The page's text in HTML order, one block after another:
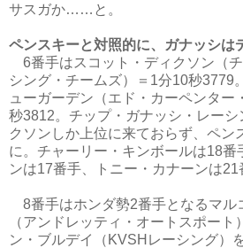
サスガか……と。
ペンスキーと対照的に、ガナッシは
6番手はスコット・ディクソン（
シング・チームズ）＝1分10秒3779
ューガーデン（エド・カーペンター
秒3812。チップ・ガナッシ・レーシ
クソンしか上位に来ておらず、ペン
に。チャーリー・キンボールは18番
ンは17番手、トニー・カナーンは21
8番手はホンダ勢2番手となるマル
（アンドレッティ・オートスポート
ン・ブルデイ（KVSHレーシング）